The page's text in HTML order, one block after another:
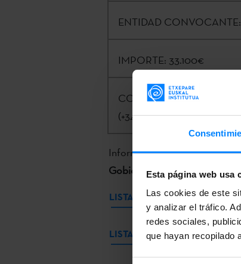
Esta página web usa
Las cookies de este
y analizar el tráfico.
redes sociales,
que hayan recopilado
ENTIDAD CONVOCANTE:
IMPORTE: 33.100€
CONTACTO:Eneko Agirre |
(+34) 943 02 34 07
Información completa e
Gobierno Vasco.
LISTADO PROVISIONAL DE
LISTADO DEFINITIVO DE